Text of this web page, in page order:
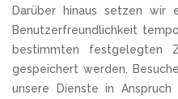
Darüber hinaus setzen wir
Benutzerfreundlichkeit
bestimmten festgelegten
gespeichert werden.
unsere Dienste in